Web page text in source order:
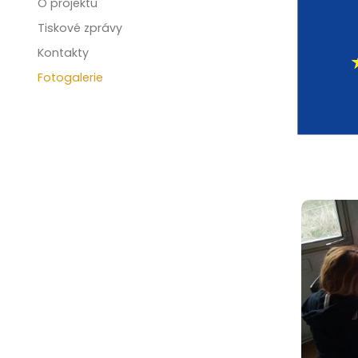
O projektu
Tiskové zprávy
Kontakty
Fotogalerie